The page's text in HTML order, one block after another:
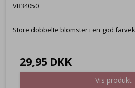
VB34050
Store dobbelte blomster i en god
29,95 DKK
Vis produkt